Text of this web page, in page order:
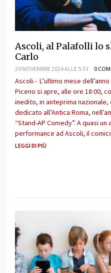
Ascoli, al Palafolli lo
Carlo
29 NOVEMBRE 2024 ALLE 5:33 0
Ascoli.- L’ultimo mese
Piceno si apre, alle ore 18:00,
inedito, in anteprima nazionale,
dedicato all’Antica Roma,
“Stand-AP Comedy”. A quasi
performance ad Ascoli, il
LEGGI DI PIÙ